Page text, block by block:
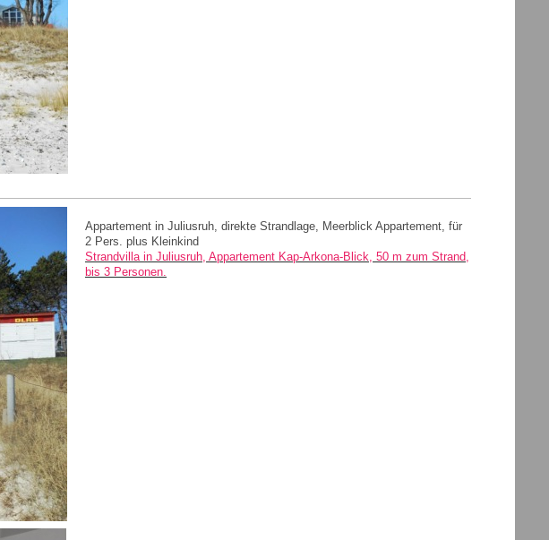
Appartement in Juliusruh, direkte Strandlage, Meerblick Appartement, für
2 Pers. plus Kleinkind
Strandvilla in Juliusruh, Appartement Kap-Arkona-Blick, 50 m zum Strand,
bis 3 Personen.